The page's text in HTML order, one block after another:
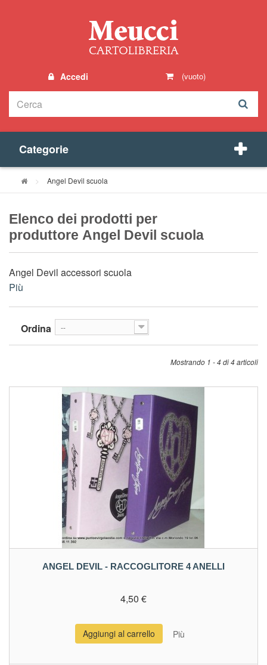
Accedi (vuoto)
Categorie
> Angel Devil scuola
Elenco dei prodotti per
produttore Angel Devil scuola
Angel Devil accessori scuola
Più
Ordina --
Mostrando 1 - 4 di 4 articoli
ANGEL DEVIL - RACCOGLITORE 4 ANELLI
4,50 €
Aggiungi al carrello Più